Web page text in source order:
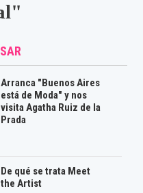
Arranca "Buenos Aires
está de Moda" y nos
visita Agatha Ruiz de la
Prada
De qué se trata Meet
the Artist